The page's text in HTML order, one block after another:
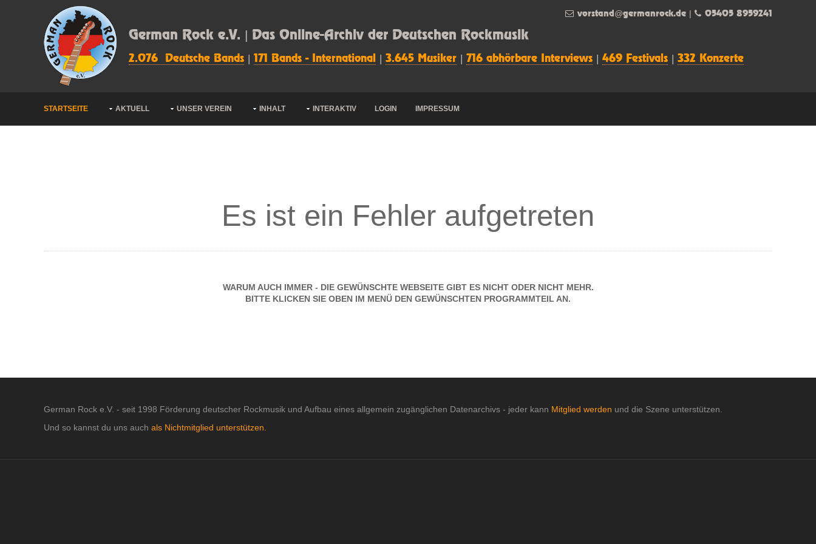
German Rock e.V. | Das Online-Archiv der Deutschen Rockmusik
2.076 Deutsche Bands 171 Bands - International 3.645 Musiker 716 abhörbare Interviews 469 Festivals 332 Konzerte
vorstand@germanrock.de 05405 8959241
STARTSEITE AKTUELL UNSER VEREIN INHALT INTERAKTIV LOGIN IMPRESSUM
Es ist ein Fehler aufgetreten
WARUM AUCH IMMER - DIE GEWÜNSCHTE WEBSEITE GIBT ES NICHT ODER NICHT MEHR.
BITTE KLICKEN SIE OBEN IM MENÜ DEN GEWÜNSCHTEN PROGRAMMTEIL AN.
German Rock e.V. - seit 1998 Förderung deutscher Rockmusik und Aufbau eines allgemein zugänglichen Datenarchivs - jeder kann Mitglied werden und die Szene unterstützen.
Und so kannst du uns auch als Nichtmitglied unterstützen.